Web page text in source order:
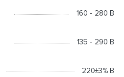
160 - 280 В
135 - 290 В
220±3% В